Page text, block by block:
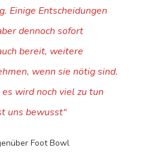
Einige Entscheidungen
dennoch sofort
bereit, weitere
wenn sie nötig sind.
wird noch viel zu tun
uns bewusst“
Foot Bowl